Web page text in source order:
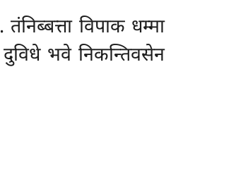
विपाक धम्मा
दुविधे भवे निकन्तिवसेन